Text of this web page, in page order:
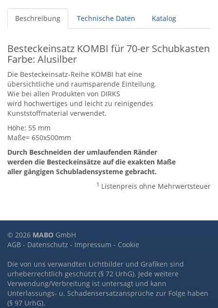
Beschreibung Technische Daten Katalog
Besteckeinsatz KOMBI für 70-er Schubkasten
Farbe: Alusilber
Die Besteckeinsatz-Reihe KOMBI hat eine
übersichtliche und raumsparende Einteilung.
Wie bei allen Produkten von DIRKS
wird hochwertiges und leicht zu reinigendes
Kunststoffmaterial verwendet.
Höhe: 55 mm
Maße= 650x500mm
Durch Beschneiden der umlaufenden Ränder
werden die Besteckeinsätze auf die exakten Maße
aller gängigen Schubladensysteme gebracht.
1 Listenpreis ohne Mehrwertsteuer
© 2026 MABO GmbH
AGB - Datenschutz - Impressum - Cookie
Die von uns verwandten Lichtbilder und Grafiken sind
urheberrechtlich geschützt (§ 72 UrhG). Jede weitere
Verwendung/Verbreitung ist untersagt und kann
Unterlassungs- u. Schadensersatzansprüche zur Folge haben
(§ 97 UrhG).